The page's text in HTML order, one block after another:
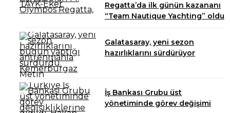
Regatta’da ilk günün kazananı
“Team Nautique Yachting” oldu
Galatasaray, yeni sezon
hazırlıklarını sürdürüyor
İş Bankası Grubu üst
yönetiminde görev değişimi